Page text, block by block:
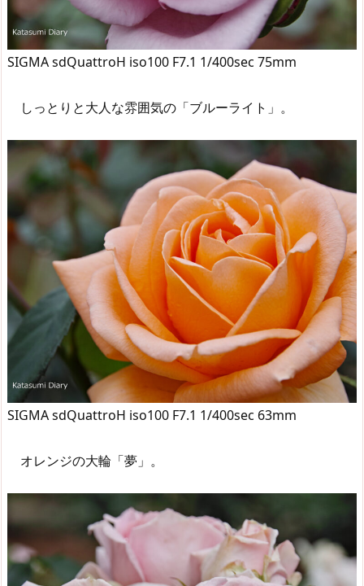
SIGMA sdQuattroH iso100 F7.1 1/400sec 75mm
しっとりと大人な雰囲気の「ブルーライト」。
SIGMA sdQuattroH iso100 F7.1 1/400sec 63mm
オレンジの大輪「夢」。